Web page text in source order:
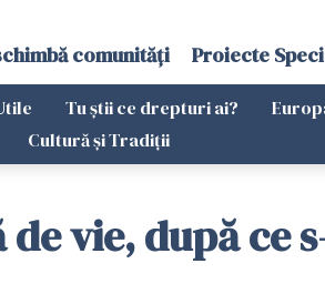
comunități Proiecte
Tu știi ce drepturi ai?
Cultură și Tradiții
vie, după ce